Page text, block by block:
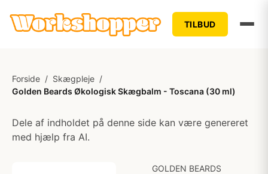
TILBUD
Forside / Skægpleje /
Golden Beards Økologisk Skægbalm - Toscana (30 ml)
Dele af indholdet på denne side kan være genereret
med hjælp fra AI.
GOLDEN BEARDS